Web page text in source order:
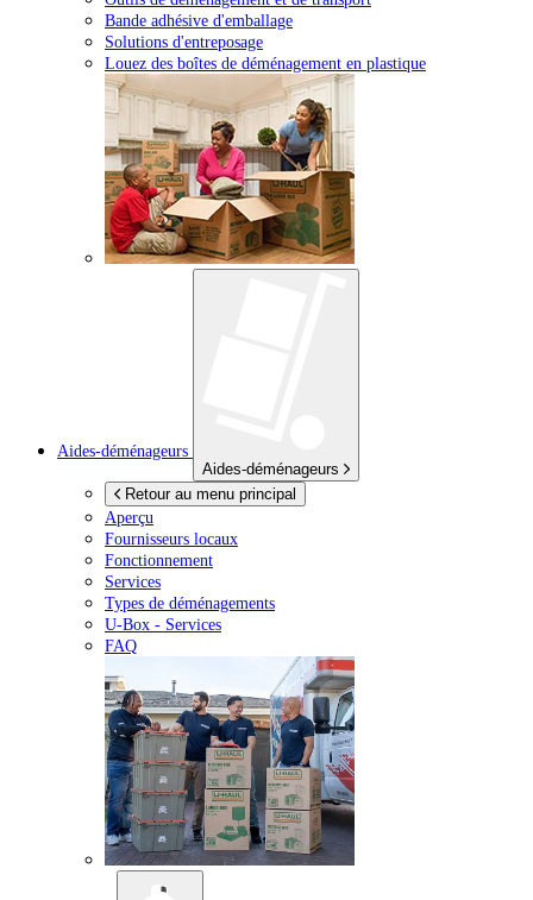
Bande adhésive d'emballage
Solutions d'entreposage
Louez des boîtes de déménagement en plastique
Aides-déménageurs
Aides-déménageurs
Retour au menu principal
Aperçu
Fournisseurs locaux
Fonctionnement
Services
Types de déménagements
U-Box - Services
FAQ